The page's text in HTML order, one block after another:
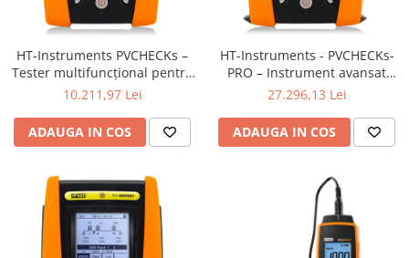
Termometru
HT-Instruments PVCHECKs –
Tester multifuncțional pentru
siguranța și performanța
10.211,97 Lei
ADAUGA IN COS
HT-Instruments - PVCHECKs-
PRO – Instrument avansat
pentru verificarea siguranței
sistemele fotovoltaice
27.296,13 Lei
ADAUGA IN COS